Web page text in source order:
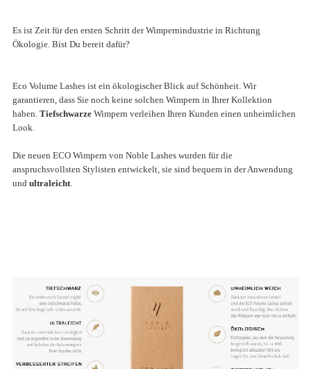
Es ist Zeit für den ersten Schritt der Wimpernindustrie in Richtung
Ökologie. Bist Du bereit dafür?
Eco Volume Lashes ist ein ökologischer Blick auf Schönheit. Wir
garantieren, dass Sie noch keine solchen Wimpern in Ihrer Kollektion
haben. Tiefschwarze Wimpern verleihen Ihren Kunden einen unheimlichen
Look.
Die neuen ECO Wimpern von Noble Lashes wurden für die
anspruchsvollsten Stylisten entwickelt, sie sind bequem in der Anwendung
und ultraleicht.